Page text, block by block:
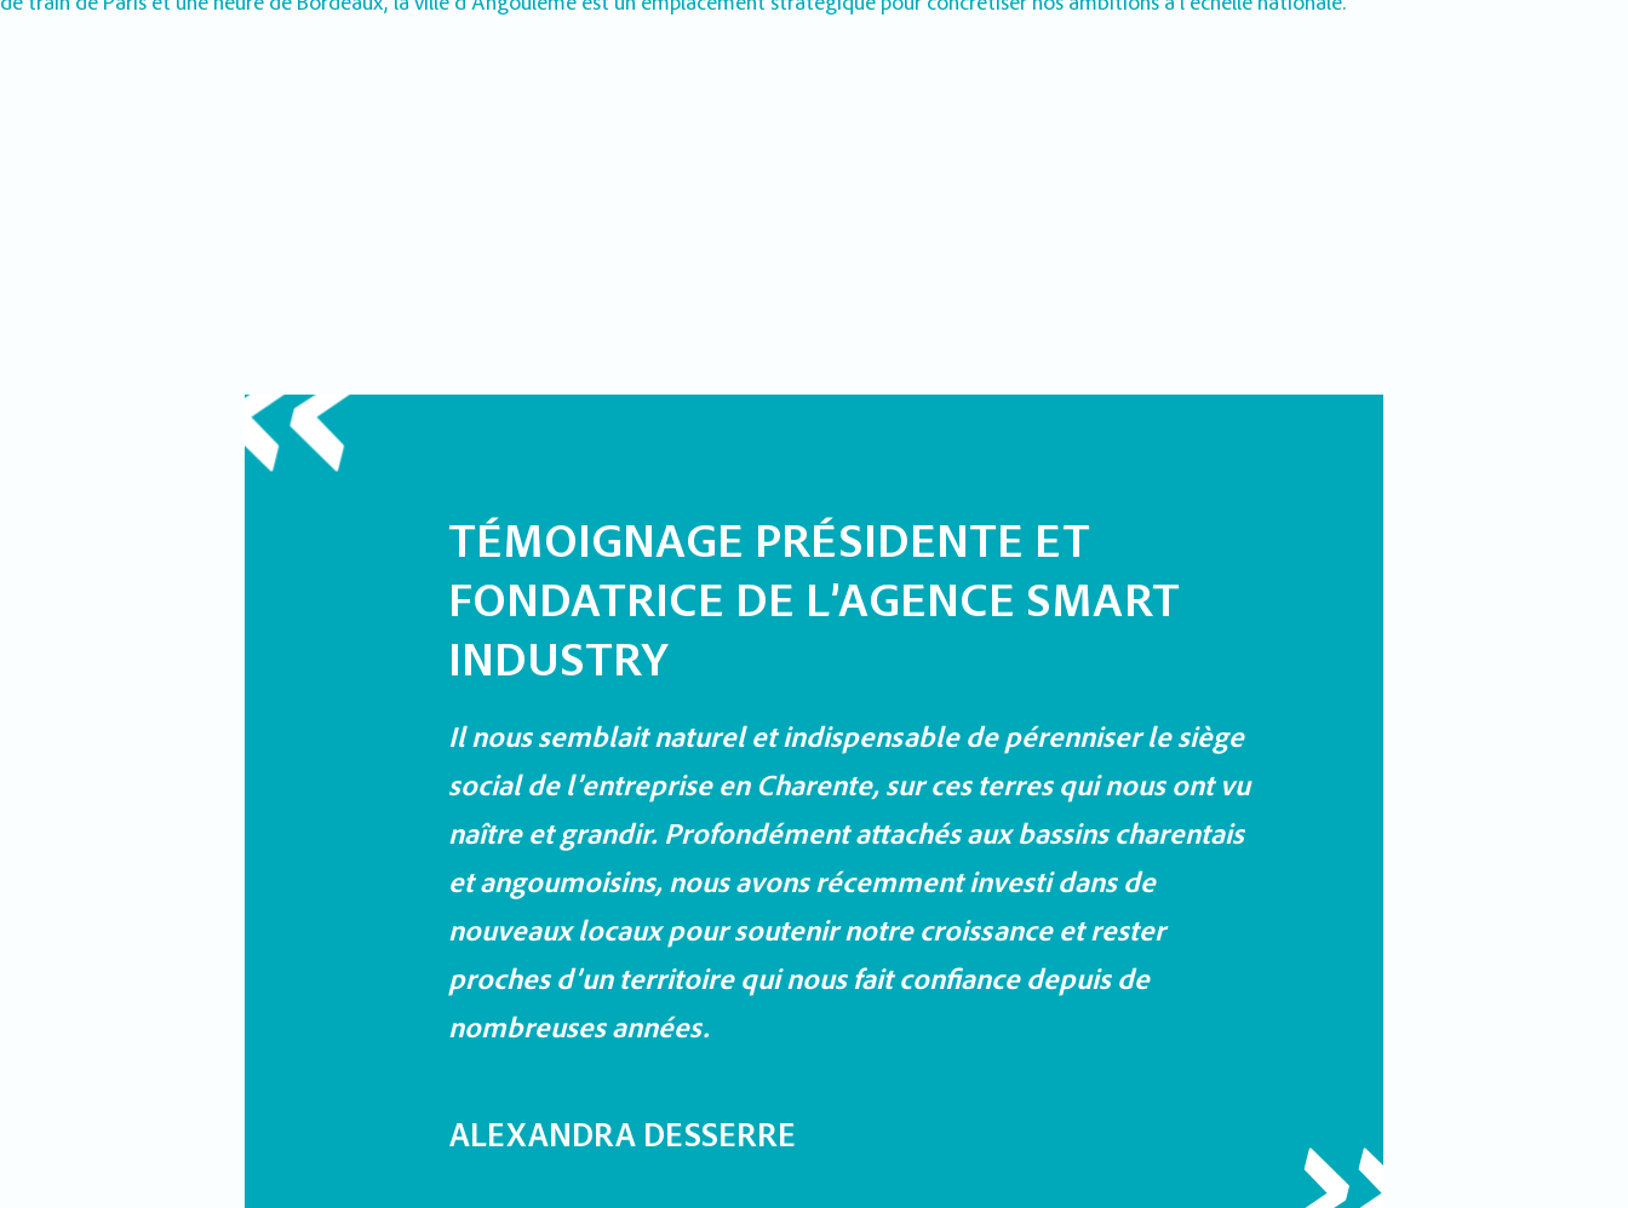
de train de Paris et une heure de Bordeaux, la ville d’Angoulême est un emplacement stratégique pour concrétiser nos ambitions à l’échelle nationale.
TÉMOIGNAGE PRÉSIDENTE ET
FONDATRICE DE L’AGENCE SMART
INDUSTRY
Il nous semblait naturel et indispensable de pérenniser le siège
social de l’entreprise en Charente, sur ces terres qui nous ont vu
naître et grandir. Profondément attachés aux bassins charentais
et angoumoisins, nous avons récemment investi dans de
nouveaux locaux pour soutenir notre croissance et rester
proches d’un territoire qui nous fait confiance depuis de
nombreuses années.
ALEXANDRA DESSERRE